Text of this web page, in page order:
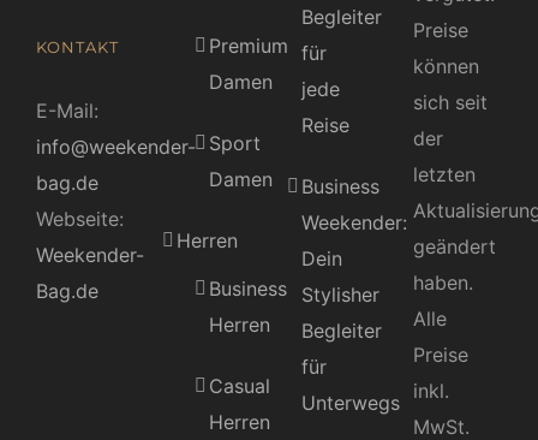
KONTAKT
E-Mail:
info@weekender-
bag.de
Webseite:
Weekender-
Bag.de
Premium
Damen
Sport
Damen
Herren
Business
Herren
Casual
Herren
Begleiter
für
jede
Reise
Business
Weekender:
Dein
Stylisher
Begleiter
für
Unterwegs
Preise
können
sich seit
der
letzten
geändert
haben.
Alle
Preise
inkl.
MwSt.